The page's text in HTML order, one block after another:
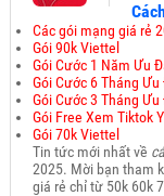
Các gói mạng giá rẻ
Gói 90k Viettel
Gói Cước 1 Năm Ưu
Gói Cước 6 Tháng Ưu
Gói Cước 3 Tháng Ưu
Gói Free Xem Tiktok
Gói 70k Viettel
Tin tức mới nhất về
2025. Mời bạn tham
giá rẻ chỉ từ 50k 60k